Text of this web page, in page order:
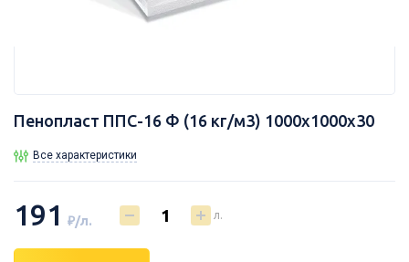
Пенопласт ППС-16 Ф (16 кг/м3) 1000х1000х30
Все характеристики
191 ₽/л. л.